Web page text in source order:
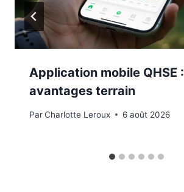
Application mobile QHSE :
avantages terrain
ParCharlotte Leroux 6 août 2026